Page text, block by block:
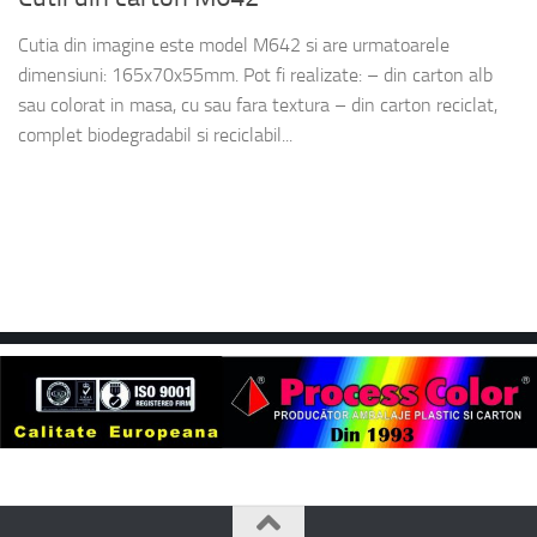
Cutia din imagine este model M642 si are urmatoarele
dimensiuni: 165x70x55mm. Pot fi realizate: – din carton alb
sau colorat in masa, cu sau fara textura – din carton reciclat,
complet biodegradabil si reciclabil...